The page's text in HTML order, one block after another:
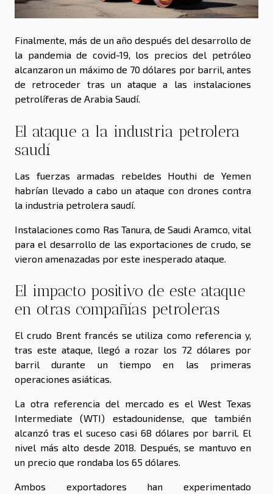
Finalmente, más de un año después del desarrollo de
la pandemia de covid-19, los precios del petróleo
alcanzaron un máximo de 70 dólares por barril, antes
de retroceder tras un ataque a las instalaciones
petrolíferas de Arabia Saudí.
El ataque a la industria petrolera
saudí
Las fuerzas armadas rebeldes Houthi de Yemen
habrían llevado a cabo un ataque con drones contra
la industria petrolera saudí.
Instalaciones como Ras Tanura, de Saudi Aramco, vital
para el desarrollo de las exportaciones de crudo, se
vieron amenazadas por este inesperado ataque.
El impacto positivo de este ataque
en otras compañías petroleras
El crudo Brent francés se utiliza como referencia y,
tras este ataque, llegó a rozar los 72 dólares por
barril durante un tiempo en las primeras
operaciones asiáticas.
La otra referencia del mercado es el West Texas
Intermediate (WTI) estadounidense, que también
alcanzó tras el suceso casi 68 dólares por barril. El
nivel más alto desde 2018. Después, se mantuvo en
un precio que rondaba los 65 dólares.
Ambos exportadores han experimentado